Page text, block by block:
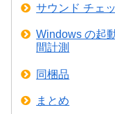
サウンド チェ
Windows の起
間計測
同梱品
まとめ